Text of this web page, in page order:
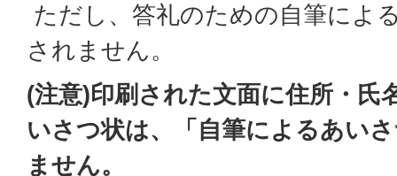
ただし、答礼のための自筆によ
されません。
(注意)印刷された文面に住所・氏
いさつ状は、「自筆によるあい
ません。